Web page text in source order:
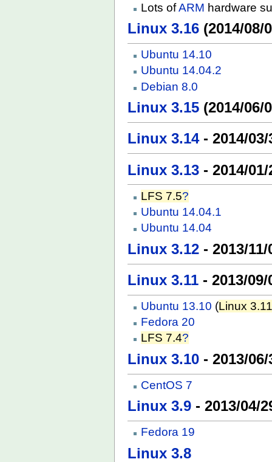
Lots ofARM hardware
Linux 3.16 (2014/08/
Ubuntu 14.10
Ubuntu 14.04.2
Debian 8.0
Linux 3.15 (2014/06/
Linux 3.14- 2014/03/
Linux 3.13 - 2014/01/
LFS 7.5?
Ubuntu 14.04.1
Ubuntu 14.04
Linux 3.12 - 2013/11/
Linux 3.11 - 2013/09/
Ubuntu 13.10 (Linux
Fedora 20
LFS 7.4?
Linux 3.10 - 2013/06/
CentOS 7
Linux 3.9 - 2013/04/
Fedora 19
Linux 3.8